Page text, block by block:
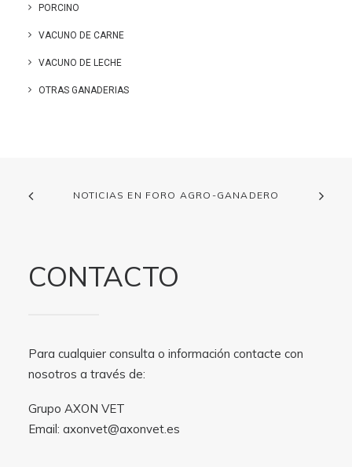
PORCINO
VACUNO DE CARNE
VACUNO DE LECHE
OTRAS GANADERIAS
NOTICIAS EN FORO AGRO-GANADERO
CONTACTO
Para cualquier consulta o información contacte con
nosotros a través de:
Grupo AXON VET
Email: axonvet@axonvet.es